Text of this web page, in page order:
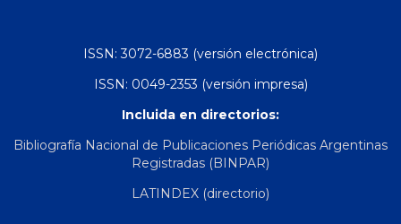
ISSN: 3072-6883 (versión electrónica)
ISSN: 0049-2353 (versión impresa)
Incluida en directorios:
Bibliografía Nacional de Publicaciones Periódicas Argentinas
Registradas (BINPAR)
LATINDEX (directorio)